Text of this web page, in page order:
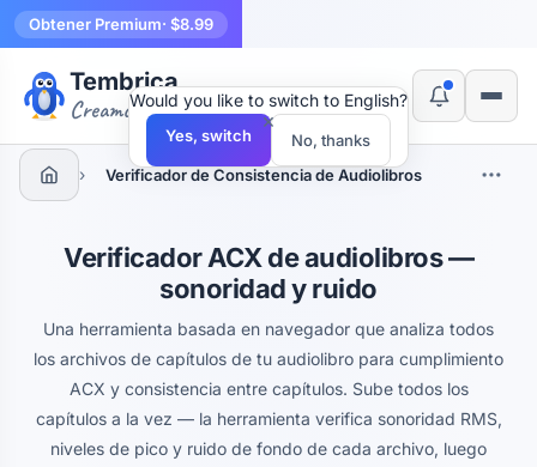
Obtener Premium· $8.99
Tembrica
Creamos herramientas
› Verificador de Consistencia de Audiolibros
Verificador ACX de audiolibros —
sonoridad y ruido
Una herramienta basada en navegador que analiza todos
los archivos de capítulos de tu audiolibro para cumplimiento
ACX y consistencia entre capítulos. Sube todos los
capítulos a la vez — la herramienta verifica sonoridad RMS,
niveles de pico y ruido de fondo de cada archivo, luego
×
Would you like to switch to English?
Yes, switch No, thanks